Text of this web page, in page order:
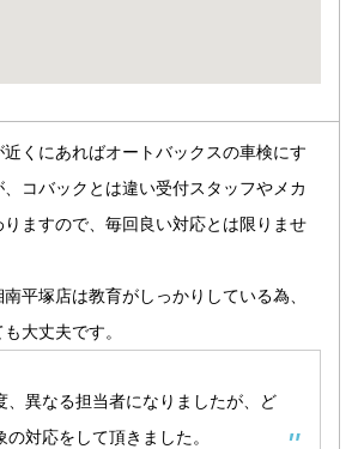
くにあればオートバックスの車検にす
コバックとは違い受付スタッフやメカ
ますので、毎回良い対応とは限りませ
平塚店は教育がしっかりしている為、
大丈夫です。
、異なる担当者になりましたが、ど
の対応をして頂きました。